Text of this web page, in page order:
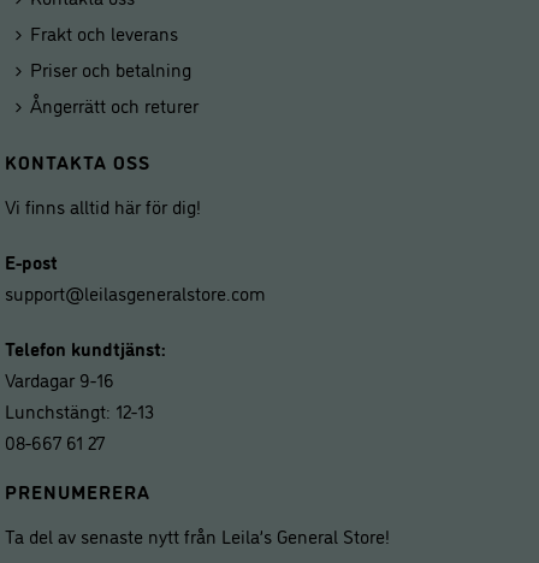
Frakt och leverans
Priser och betalning
Ångerrätt och returer
KONTAKTA OSS
Vi finns alltid här för dig!
E-post
support@leilasgeneralstore.com
Telefon kundtjänst:
Vardagar 9-16
Lunchstängt: 12-13
08-667 61 27
PRENUMERERA
Ta del av senaste nytt från Leila’s General Store!